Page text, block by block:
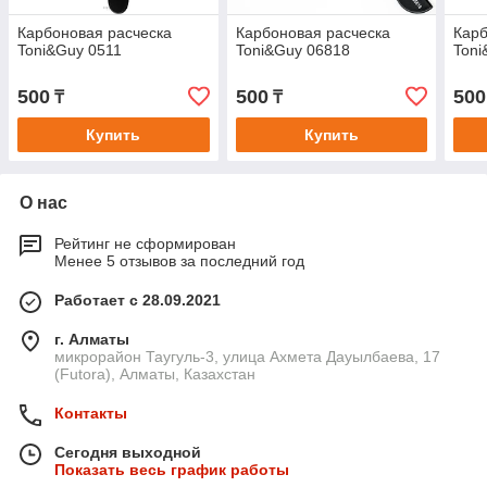
Карбоновая расческа
Toni&Guy 0511
500 ₸
Купить
Карбоновая расческа
Toni&Guy 06818
500₸
Купить
500
О нас
Рейтинг не сформирован
Менее 5 отзывов за последний год
Работает с 28.09.2021
г. Алматы
микрорайон Таугуль-3, улица Ахмета Дауылбаева, 17
(Futora), Алматы, Казахстан
Контакты
Сегодня выходной
Показать весь график работы